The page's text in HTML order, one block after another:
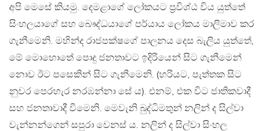
අපි මෙසේ කියමු. දෙමළාගේ ලෝකයට ප්‍රවිශ්ඨ විය යුත්තේ
සිංහලයාගේ සහ බෞද්ධයාගේ පර්යාය ලෝකය මාලිමාව කර
ගැනීමෙනි. මහින්ද රාජපක්ෂගේ පාලනය දෙස බැලිය යුත්තේ,
මේ මොහොතේ පොදු ජනතාවට ඉදිරියෙන් සිට ගැනීමෙන්
නොව ඊට පසෙකින් සිට ගැනීමෙනි. (හරියට, පැත්තක සිට
නුවර පෙරහැර නරඹන්නා සේ ය). එනම්, එක විට ජාතිකවාදී
සහ ජනතාවාදී වීමෙනි. මෙවැනි බුද්ධිමතුන් නලින් ද සිල්වා
වැන්නන්ගෙන් සපුරා වෙනස් ය. නලින් ද සිල්වා සිංහල